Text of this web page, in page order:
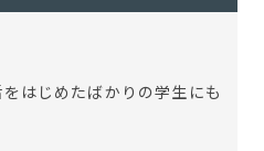
はじめたばかりの学生にも